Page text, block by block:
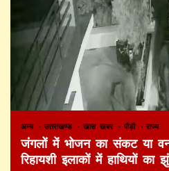
अन्य उत्तराखण्ड खास खबर पौड़ी राज्य
जंगलों में भोजन का संकट या वन
रिहायशी इलाकों में हाथियों का